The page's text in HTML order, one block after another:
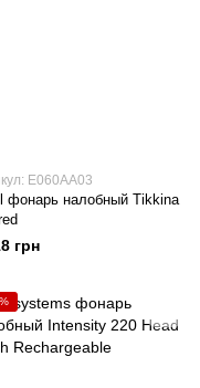
E060AA03
фонарь налобный Tikkina
грн